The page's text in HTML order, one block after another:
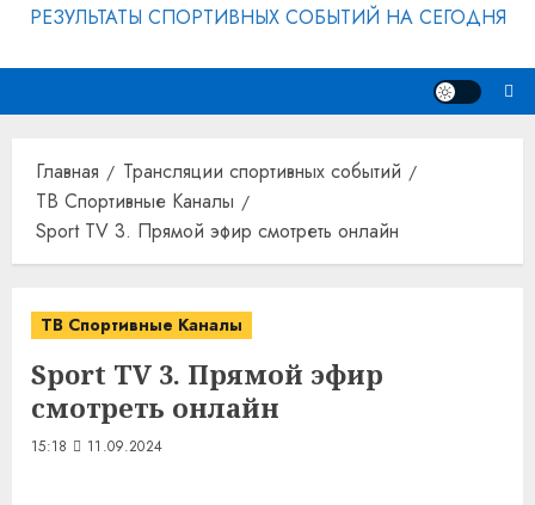
РЕЗУЛЬТАТЫ СПОРТИВНЫХ СОБЫТИЙ НА СЕГОДНЯ
Главная
Трансляции спортивных событий
ТВ Спортивные Каналы
Sport TV 3. Прямой эфир смотреть онлайн
ТВ Спортивные Каналы
Sport TV 3. Прямой эфир
смотреть онлайн
15:18 11.09.2024